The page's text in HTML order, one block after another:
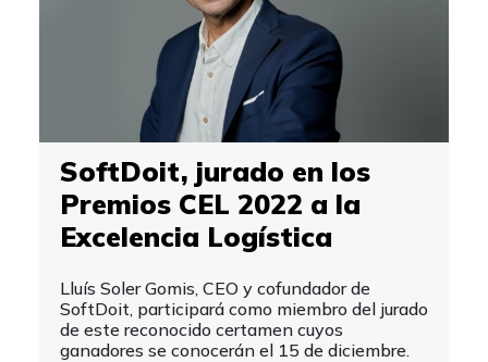
SoftDoit, jurado en los
Premios CEL 2022 a la
Excelencia Logística
Lluís Soler Gomis, CEO y cofundador de
SoftDoit, participará como miembro del jurado
de este reconocido certamen cuyos
ganadores se conocerán el 15 de diciembre.